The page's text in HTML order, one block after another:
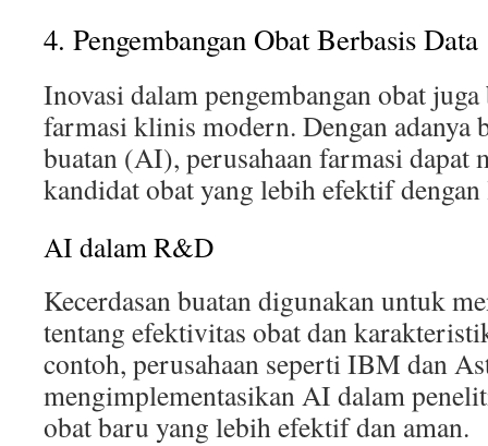
4. Pengembangan Obat Berbasis Data
Inovasi dalam pengembangan obat
farmasi klinis modern. Dengan adanya
buatan (AI), perusahaan farmasi dapat
kandidat obat yang lebih efektif
AI dalam R&D
Kecerdasan buatan digunakan untuk
tentang efektivitas obat dan
contoh, perusahaan seperti IBM dan
mengimplementasikan AI dalam
obat baru yang lebih efektif dan aman.